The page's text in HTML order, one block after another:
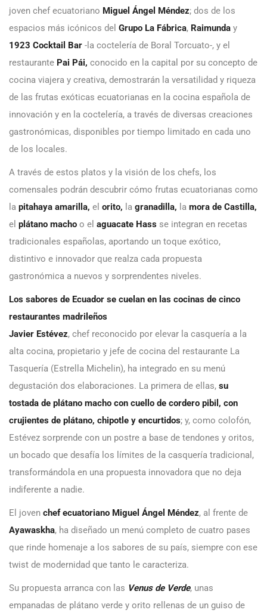
joven chef ecuatoriano Miguel Ángel Méndez; dos de los
espacios más icónicos del Grupo La Fábrica, Raimunda y
1923 Cocktail Bar -la coctelería de Boral Torcuato-, y el
restaurante Pai Pái, conocido en la capital por su concepto de
cocina viajera y creativa, demostrarán la versatilidad y riqueza
de las frutas exóticas ecuatorianas en la cocina española de
innovación y en la coctelería, a través de diversas creaciones
gastronómicas, disponibles por tiempo limitado en cada uno
de los locales.
A través de estos platos y la visión de los chefs, los
comensales podrán descubrir cómo frutas ecuatorianas como
la pitahaya amarilla, el orito, la granadilla, la mora de Castilla,
el plátano macho o el aguacate Hass se integran en recetas
tradicionales españolas, aportando un toque exótico,
distintivo e innovador que realza cada propuesta
gastronómica a nuevos y sorprendentes niveles.
Los sabores de Ecuador se cuelan en las cocinas de cinco
restaurantes madrileños
Javier Estévez, chef reconocido por elevar la casquería a la
alta cocina, propietario y jefe de cocina del restaurante La
Tasquería (Estrella Michelin), ha integrado en su menú
degustación dos elaboraciones. La primera de ellas, su
tostada de plátano macho con cuello de cordero pibil, con
crujientes de plátano, chipotle y encurtidos; y, como colofón,
Estévez sorprende con un postre a base de tendones y oritos,
un bocado que desafía los límites de la casquería tradicional,
transformándola en una propuesta innovadora que no deja
indiferente a nadie.
El joven chef ecuatoriano Miguel Ángel Méndez, al frente de
Ayawaskha, ha diseñado un menú completo de cuatro pases
que rinde homenaje a los sabores de su país, siempre con ese
twist de modernidad que tanto le caracteriza.
Su propuesta arranca con las Venus de Verde, unas
empanadas de plátano verde y orito rellenas de un guiso de